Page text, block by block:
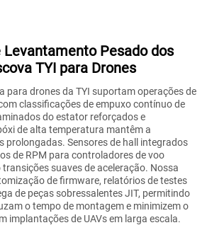
Levantamento Pesado dos
TYI para Drones
para drones da TYI suportam operações de
classificações de empuxo contínuo de
do estator reforçados e
de alta temperatura mantêm a
prolongadas. Sensores de hall integrados
de RPM para controladores de voo
suaves de aceleração. Nossa
de firmware, relatórios de testes
de peças sobressalentes JIT, permitindo
o tempo de montagem e minimizem o
implantações de UAVs em larga escala.